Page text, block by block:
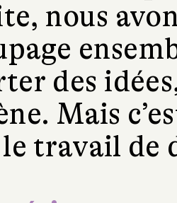
nous
des
Mais
le travail de